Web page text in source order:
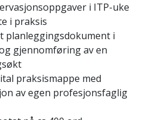
i ITP-uke
i praksis
planleggingsdokument i
gjennomføring av en
praksismappe med
av egen profesjonsfaglig